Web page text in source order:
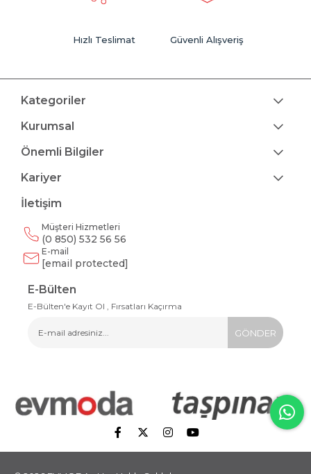
Hızlı Teslimat Güvenli Alışveriş
Kategoriler
Kurumsal
Önemli Bilgiler
Kariyer
İletişim
Müşteri Hizmetleri
(0 850) 532 56 56
E-mail
[email protected]
E-Bülten
E-Bülten'e Kayıt Ol , Fırsatları Kaçırma
GÖNDER